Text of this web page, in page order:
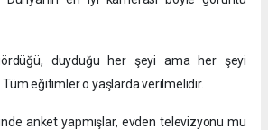
duyduğu her şeyi ama her şeyi
Tüm eğitimler o yaşlarda verilmelidir.
anket yapmışlar, evden televizyonu mu